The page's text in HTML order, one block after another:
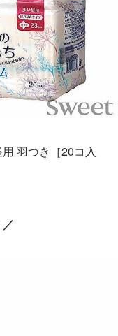
羽つき［20コ入